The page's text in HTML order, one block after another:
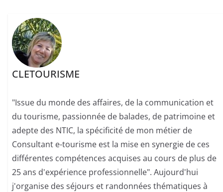
CLETOURISME
"Issue du monde des affaires, de la communication et
du tourisme, passionnée de balades, de patrimoine et
adepte des NTIC, la spécificité de mon métier de
Consultant e-tourisme est la mise en synergie de ces
différentes compétences acquises au cours de plus de
25 ans d'expérience professionnelle". Aujourd'hui
j'organise des séjours et randonnées thématiques à